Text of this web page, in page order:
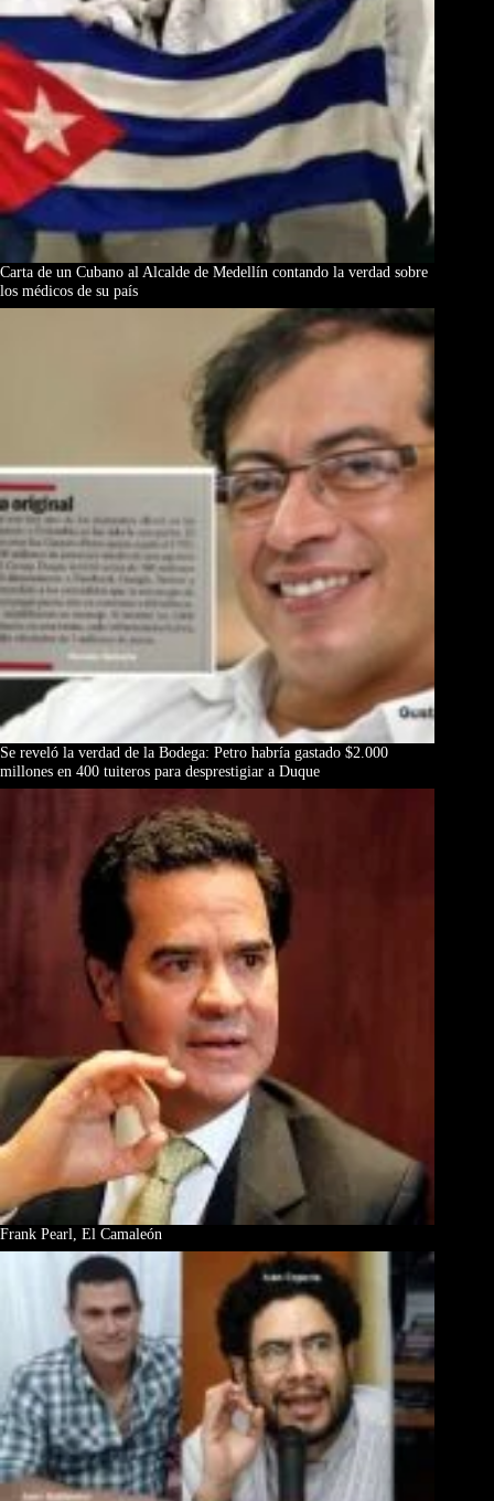
Carta de un Cubano al Alcalde de Medellín contando la verdad sobre
los médicos de su país
Se reveló la verdad de la Bodega: Petro habría gastado $2.000
millones en 400 tuiteros para desprestigiar a Duque
Frank Pearl, El Camaleón